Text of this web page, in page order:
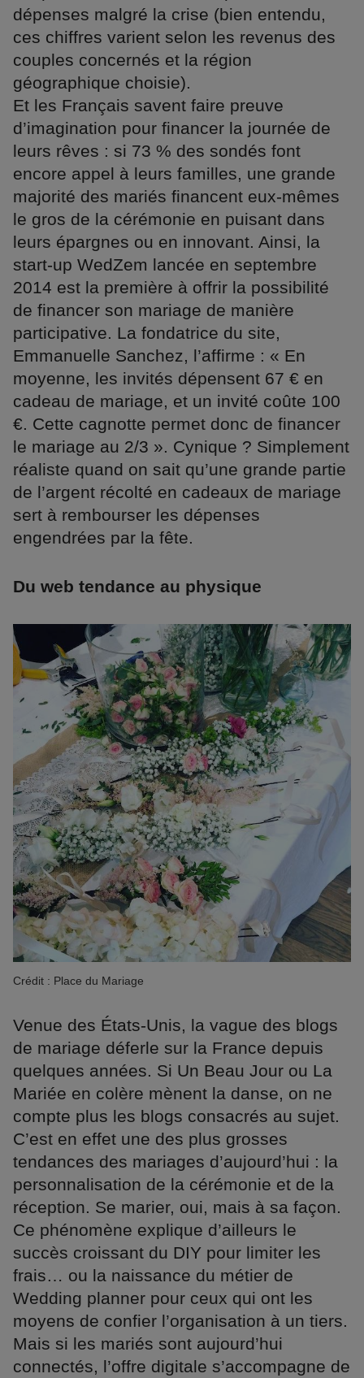
dépenses malgré la crise (bien entendu,
ces chiffres varient selon les revenus des
couples concernés et la région
géographique choisie).
Et les Français savent faire preuve
d’imagination pour financer la journée de
leurs rêves : si 73 % des sondés font
encore appel à leurs familles, une grande
majorité des mariés financent eux-mêmes
le gros de la cérémonie en puisant dans
leurs épargnes ou en innovant. Ainsi, la
start-up WedZem lancée en septembre
2014 est la première à offrir la possibilité
de financer son mariage de manière
participative. La fondatrice du site,
Emmanuelle Sanchez, l’affirme : « En
moyenne, les invités dépensent 67 € en
cadeau de mariage, et un invité coûte 100
€. Cette cagnotte permet donc de financer
le mariage au 2/3 ». Cynique ? Simplement
réaliste quand on sait qu’une grande partie
de l’argent récolté en cadeaux de mariage
sert à rembourser les dépenses
engendrées par la fête.
Du web tendance au physique
Crédit : Place du Mariage
Venue des États-Unis, la vague des blogs
de mariage déferle sur la France depuis
quelques années. Si Un Beau Jour ou La
Mariée en colère mènent la danse, on ne
compte plus les blogs consacrés au sujet.
C’est en effet une des plus grosses
tendances des mariages d’aujourd’hui : la
personnalisation de la cérémonie et de la
réception. Se marier, oui, mais à sa façon.
Ce phénomène explique d’ailleurs le
succès croissant du DIY pour limiter les
frais… ou la naissance du métier de
Wedding planner pour ceux qui ont les
moyens de confier l’organisation à un tiers.
Mais si les mariés sont aujourd’hui
connectés, l’offre digitale s’accompagne de